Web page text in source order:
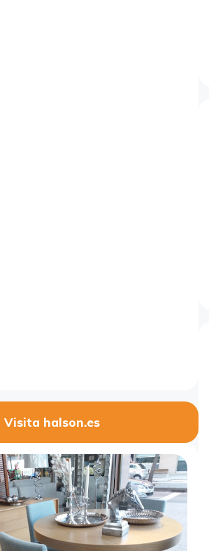
Visita halson.es